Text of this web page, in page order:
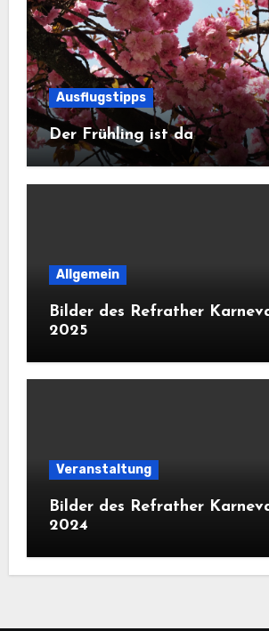
Ausflugstipps
Der Frühling ist da
Allgemein
Bilder des Refrather
2025
Veranstaltung
Bilder des Refrather
2024